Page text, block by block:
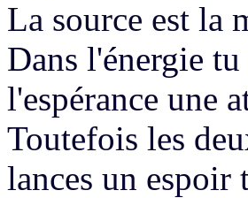
La source est la
Dans l'énergie
l'espérance une
Toutefois les
lances un espoir